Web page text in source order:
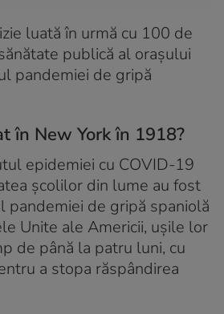
luată în urmă cu 100 de
publică al orașului
pandemiei de gripă
în New York în 1918?
epidemiei cu COVID-19
școlilor din lume au fost
pandemiei de gripă spaniolă
Unite ale Americii, ușile lor
de până la patru luni, cu
a stopa răspândirea